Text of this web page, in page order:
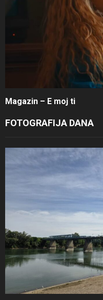
Magazin – E moj ti
FOTOGRAFIJA DANA